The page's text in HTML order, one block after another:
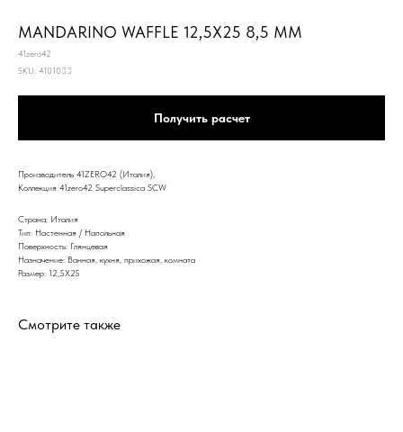
MANDARINO WAFFLE 12,5Х25 8,5 MM
41zero42
SKU: 4101033
Получить расчет
Производитель 41ZERO42 (Италия),
Коллекция 41zero42 Superclassica SCW
Страна: Италия
Тип: Настенная / Напольная
Поверхность: Глянцевая
Назначение: Ванная, кухня, прихожая, комната
Размер: 12,5Х25
Смотрите также